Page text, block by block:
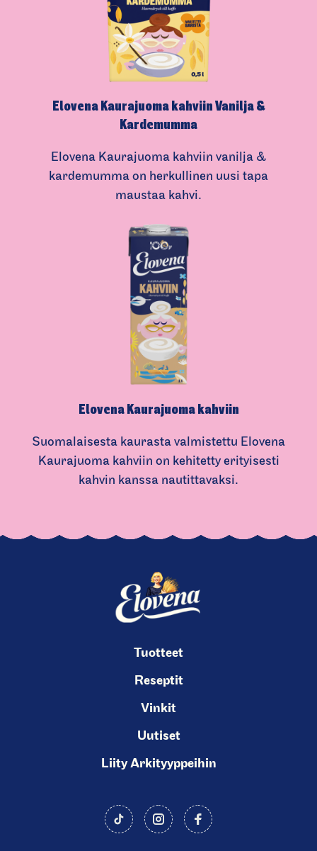
Elovena Kaurajuoma kahviin Vanilja &
Kardemumma
Elovena Kaurajuoma kahviin vanilja &
kardemumma on herkullinen uusi tapa
maustaa kahvi.
Elovena Kaurajuoma kahviin
Suomalaisesta kaurasta valmistettu Elovena
Kaurajuoma kahviin on kehitetty erityisesti
kahvin kanssa nautittavaksi.
Tuotteet
Reseptit
Vinkit
Uutiset
Liity Arkityyppeihin